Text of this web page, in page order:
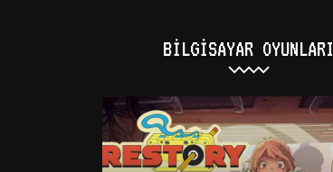
BILGISAYAR OYUNLARI